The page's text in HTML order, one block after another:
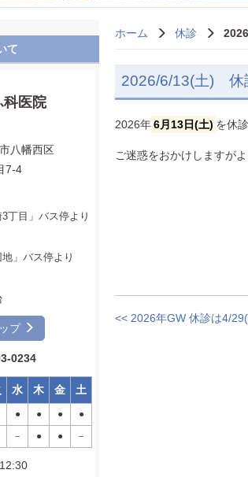
ホーム 休診
2026/6/13(土) 休
2026年6月13日(土) を休
ご迷惑をおかけしますが
<< 2026年GW 休診は4/
て
科医院
八幡西区
7-4
3丁目」バス停より
地」バス停より
プ
0234
水 木 金 土
● ● ●
●
－ ● ● －